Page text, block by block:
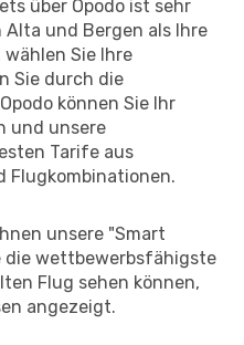
über Opodo ist sehr
und Bergen als Ihre
Sie Ihre
Sie durch die
können Sie Ihr
und unsere
Tarife aus
Flugkombinationen.
unsere "Smart
die wettbewerbsfähigste
Flug sehen können,
angezeigt.